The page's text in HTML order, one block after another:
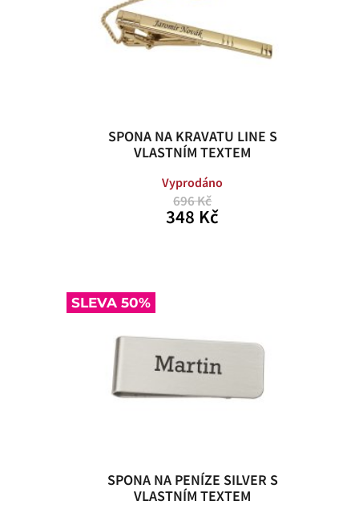
SPONA NA KRAVATU LINE S
VLASTNÍM TEXTEM
Vyprodáno
696 Kč
348 Kč
SLEVA 50%
SPONA NA PENÍZE SILVER S
VLASTNÍM TEXTEM